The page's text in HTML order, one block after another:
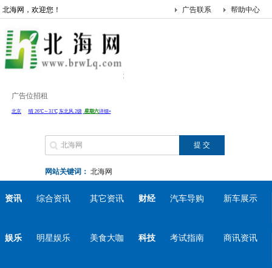
北海网，欢迎您！ 帮助中心
广告联系
广告位招租
网站关键词： 北海网
资讯 综合资讯 其它资讯 财经 汽车导购 新车展示
娱乐 明星娱乐 美食大咖 科技 考试指南 商讯资讯